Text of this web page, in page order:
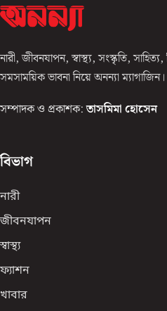
নারী, জীবনযাপন, স্বাস্থ্য, সংস্কৃতি,
সমসাময়িক ভাবনা নিয়ে অনন্যা ম্যাগাজিন।
সম্পাদক ও প্রকাশক: তাসমিমা হোসেন
বিভাগ
নারী
জীবনযাপন
স্বাস্থ্য
ফ্যাশন
খাবার